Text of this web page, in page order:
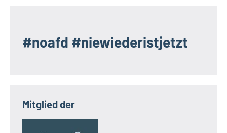
#noafd #niewiederistjetzt
Mitglied der